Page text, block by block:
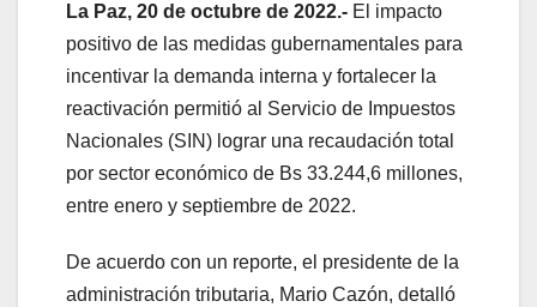
La Paz, 20 de octubre de 2022.- El impacto
positivo de las medidas gubernamentales para
incentivar la demanda interna y fortalecer la
reactivación permitió al Servicio de Impuestos
Nacionales (SIN) lograr una recaudación total
por sector económico de Bs 33.244,6 millones,
entre enero y septiembre de 2022.
De acuerdo con un reporte, el presidente de la
administración tributaria, Mario Cazón, detalló